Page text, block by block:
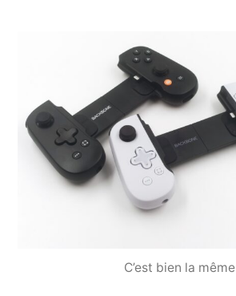
C’est bien la même